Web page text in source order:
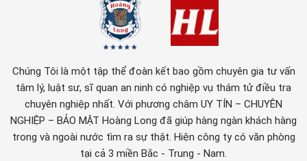
Chúng Tôi là một tập thể đoàn kết bao gồm chuyên gia tư vấn
tâm lý, luật sư, sĩ quan an ninh có nghiệp vụ thám tử điều tra
chuyên nghiệp nhất. Với phương châm UY TÍN – CHUYÊN
NGHIỆP – BẢO MẬT Hoàng Long đã giúp hàng ngàn khách hàng
trong và ngoài nước tìm ra sự thật. Hiện công ty có văn phòng
tại cả 3 miền Bắc - Trung - Nam.